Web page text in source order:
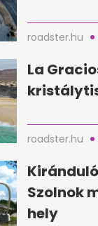
roadster.hu
La
roadster.hu
Szolnok
hely